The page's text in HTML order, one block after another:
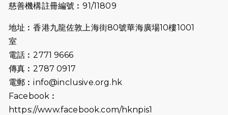
2026-07-09
猛龍長跑隊恆常練習 - 7月9日（19:00
2026-07-02
2026-06-25
（19:00開始）
2026-06-18
猛龍長跑隊恆常練習 - 6月18日
慈善機構註冊編號︰91/11809
地址︰香港九龍佐敦上海街80號華海廣場10樓1001
室
電話︰2771 9666
傳真︰2787 0917
電郵︰info@inclusive.org.hk
Facebook︰
https://www.facebook.com/hknpis1